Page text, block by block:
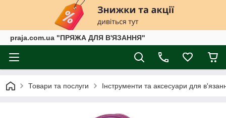
praja.com.ua "ПРЯЖА ДЛЯ В'ЯЗАННЯ"
Товари та послуги Інструменти та аксесуари для